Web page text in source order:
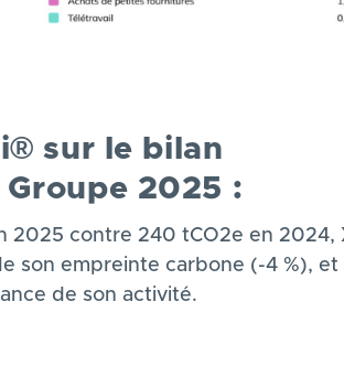
sur le bilan
2025 :
2025 contre 240 tCO2e en 2024,
son empreinte carbone (-4 %), et
de son activité.